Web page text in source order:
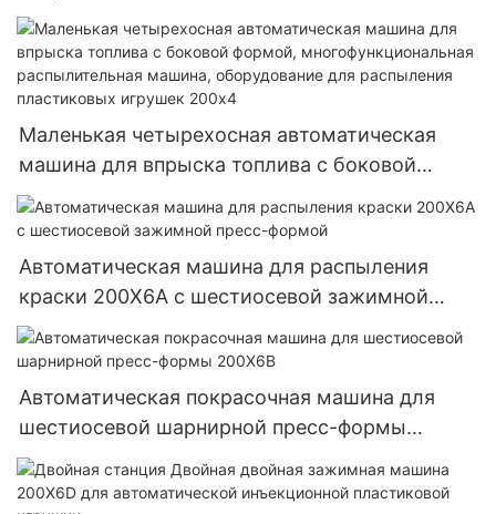
Маленькая четырехосная автоматическая
машина для впрыска топлива с боковой
формой, многофункциональная
распылительная машина, оборудование для
распыления пластиковых игрушек 200x4
Автоматическая машина для распыления
краски 200X6A с шестиосевой зажимной
пресс-формой
Автоматическая покрасочная машина для
шестиосевой шарнирной пресс-формы
200X6B